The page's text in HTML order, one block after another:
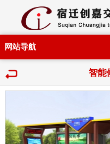
网站导航
智能